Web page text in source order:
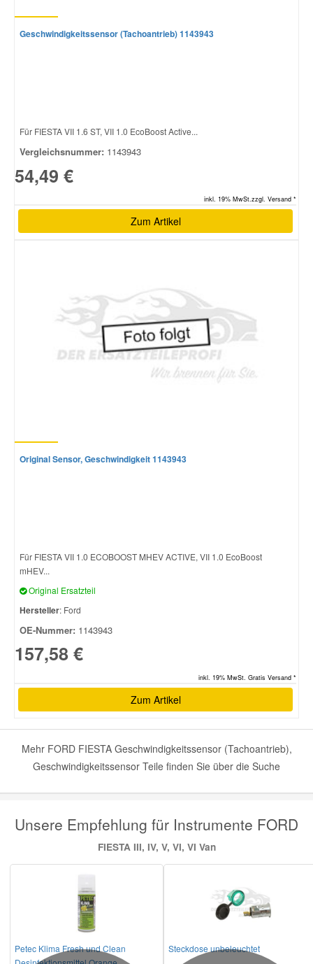
Geschwindigkeitssensor (Tachoantrieb) 1143943
Für FIESTA VII 1.6 ST, VII 1.0 EcoBoost Active...
Vergleichsnummer: 1143943
54,49 €
inkl. 19% MwSt.zzgl. Versand *
Zum Artikel
Original Sensor, Geschwindigkeit 1143943
Für FIESTA VII 1.0 ECOBOOST MHEV ACTIVE, VII 1.0 EcoBoost
mHEV...
Original Ersatzteil
Hersteller: Ford
OE-Nummer: 1143943
157,58 €
inkl. 19% MwSt. Gratis Versand *
Zum Artikel
Mehr FORD FIESTA Geschwindigkeitssensor (Tachoantrieb),
Geschwindigkeitssensor Teile finden Sie über die Suche
Unsere Empfehlung für Instrumente FORD
FIESTA III, IV, V, VI, VI Van
Petec Klima Fresh und Clean
Steckdose unbeleuchtet